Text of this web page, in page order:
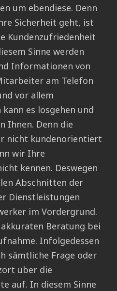
um ebendiese. Denn
Sicherheit geht, ist
Kundenzufriedenheit
Sinne werden
Informationen von
am Telefon
vor allem
es losgehen und
Ihnen. Denn die
nicht kundenorientiert
wir Ihre
kennen. Deswegen
Abschnitten der
Dienstleistungen
im Vordergrund.
Beratung bei
Infolgedessen
sämtliche Frage oder
über die
auf. In diesem Sinne